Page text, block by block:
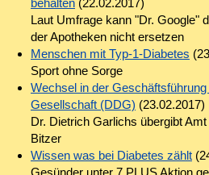
Laut Umfrage kann "Dr. Google"
der Apotheken nicht ersetzen
Menschen mit Typ-1-Diabetes
Sport ohne Sorge
Wechsel in der
Gesellschaft (DDG) (23.02.2017)
Dr. Dietrich Garlichs übergibt
Bitzer
Wissen was bei Diabetes zählt
Gesünder unter 7 PLUS Aktion